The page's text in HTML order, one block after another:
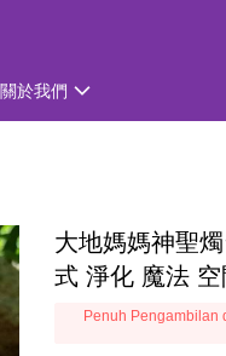
關於我們
大地媽媽神聖
式 淨化 魔法
Penuh Pengambilan